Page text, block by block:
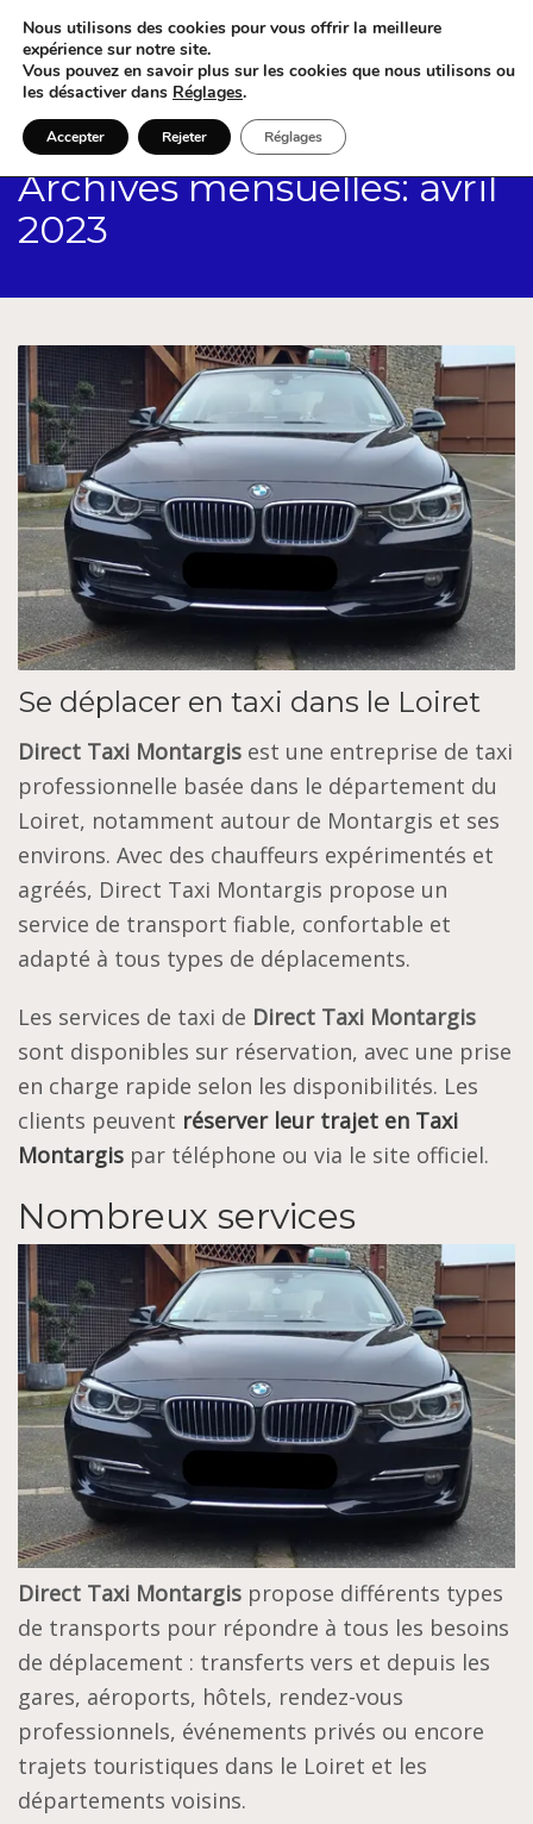
Archives mensuelles: avril
2023
Se déplacer en taxi dans le Loiret
Direct Taxi Montargis est une entreprise de taxi
professionnelle basée dans le département du
Loiret, notamment autour de Montargis et ses
environs. Avec des chauffeurs expérimentés et
agréés, Direct Taxi Montargis propose un
service de transport fiable, confortable et
adapté à tous types de déplacements.
Les services de taxi de Direct Taxi Montargis
sont disponibles sur réservation, avec une prise
en charge rapide selon les disponibilités. Les
clients peuvent réserver leur trajet en Taxi
Montargis par téléphone ou via le site officiel.
Nombreux services
Direct Taxi Montargis propose différents types
de transports pour répondre à tous les besoins
de déplacement : transferts vers et depuis les
gares, aéroports, hôtels, rendez-vous
professionnels, événements privés ou encore
trajets touristiques dans le Loiret et les
départements voisins.
Nous utilisons des cookies pour vous offrir la meilleure
expérience sur notre site.
Vous pouvez en savoir plus sur les cookies que nous utilisons ou
les désactiver dans Réglages.
Accepter Rejeter Réglages